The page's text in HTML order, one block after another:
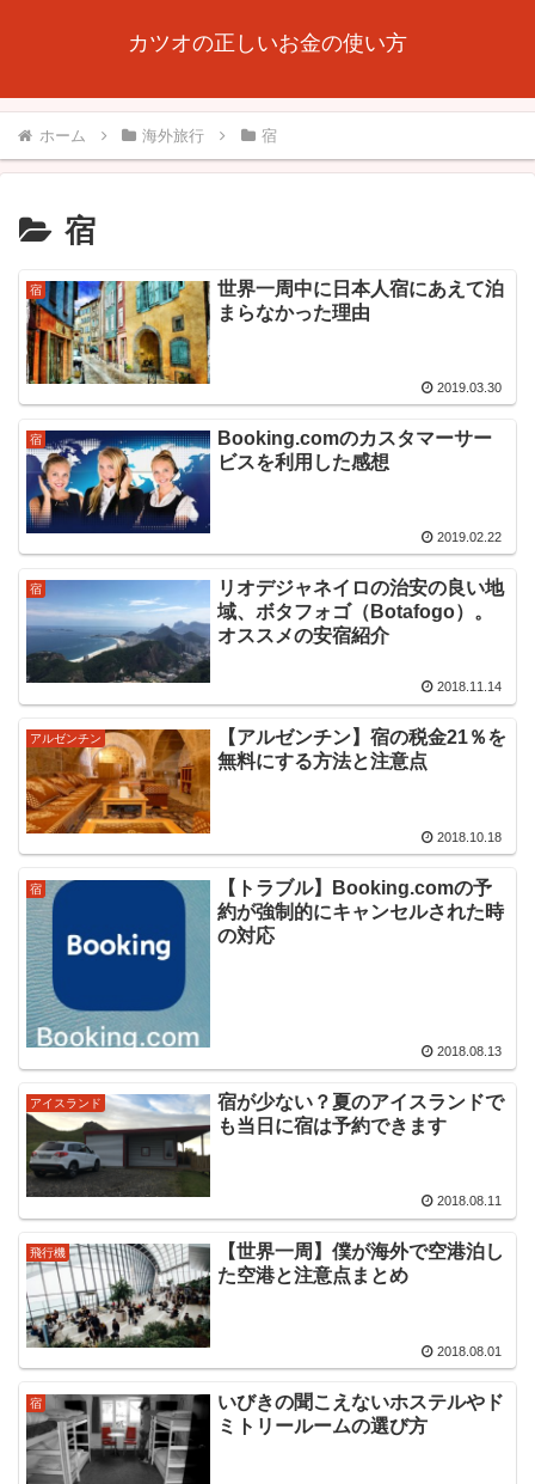
カツオの正しいお金の使い方
ホーム 海外旅行 宿
宿
宿
世界一周中に日本人宿にあえて泊
まらなかった理由
2019.03.30
宿
Booking.comのカスタマーサー
ビスを利用した感想
2019.02.22
宿
リオデジャネイロの治安の良い地
域、ボタフォゴ（Botafogo）。
オススメの安宿紹介
2018.11.14
アルゼンチン
【アルゼンチン】宿の税金21％を
無料にする方法と注意点
2018.10.18
宿
【トラブル】Booking.comの予
約が強制的にキャンセルされた時
の対応
2018.08.13
アイスランド
宿が少ない？夏のアイスランドで
も当日に宿は予約できます
2018.08.11
飛行機
【世界一周】僕が海外で空港泊し
た空港と注意点まとめ
2018.08.01
宿
いびきの聞こえないホステルやド
ミトリールームの選び方